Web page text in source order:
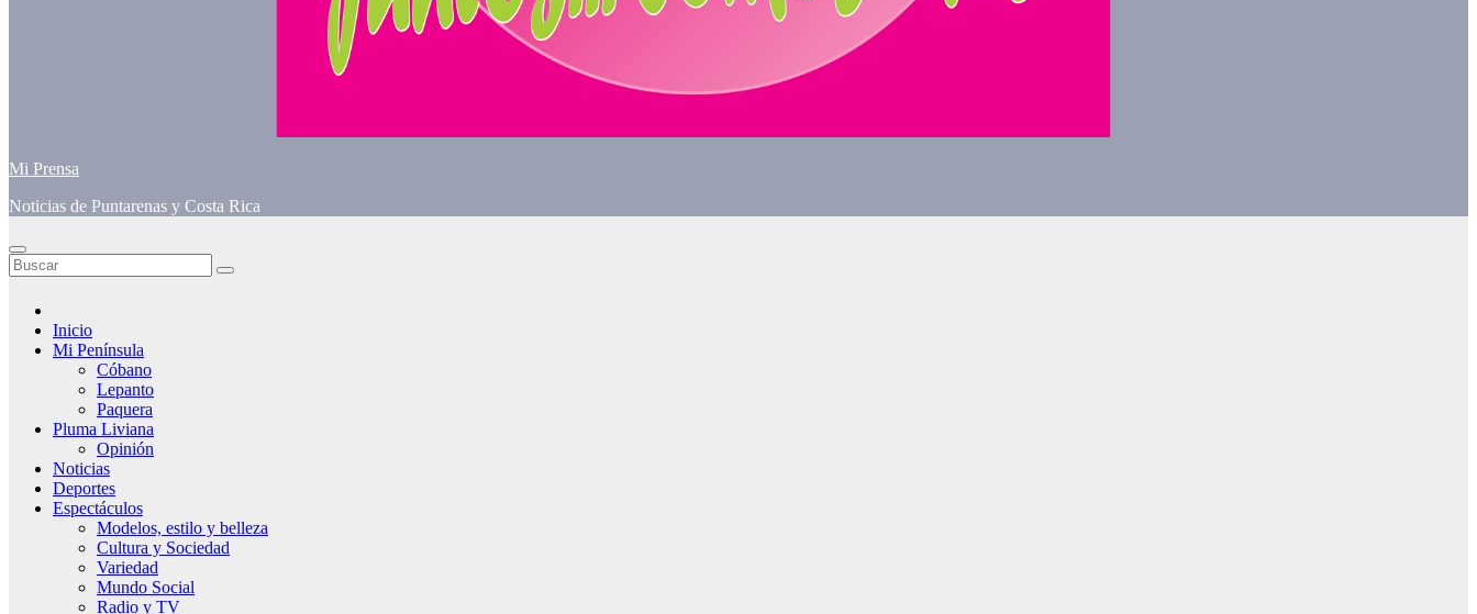
Mi Prensa
Noticias de Puntarenas y Costa Rica
Inicio
Mi Península
Cóbano
Lepanto
Paquera
Pluma Liviana
Opinión
Noticias
Deportes
Espectáculos
Modelos, estilo y belleza
Cultura y Sociedad
Variedad
Mundo Social
Radio y TV